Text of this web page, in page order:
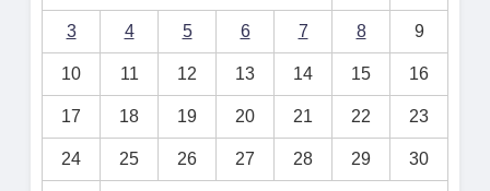
3 4 5 6 7 8 9
10 11 12 13 14 15 16
17 18 19 20 21 22 23
24 25 26 27 28 29 30